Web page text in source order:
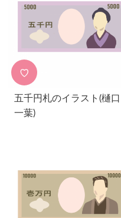
♡
五千円札のイラスト(樋口
一葉)